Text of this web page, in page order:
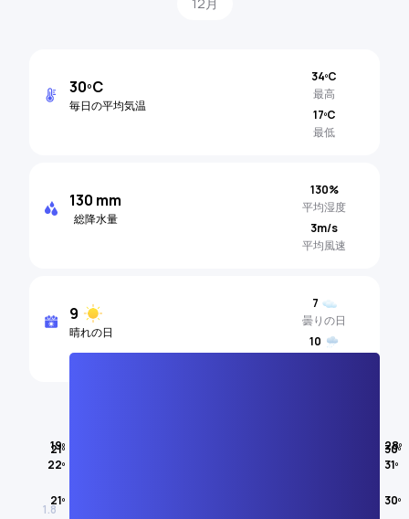
30ºC
毎日の平均気温
34ºC
最高
17ºC
最低
130 mm
総降水量
130%
平均湿度
3m/s
平均風速
9
晴れの日
7
曇りの日
10
19º 28º
1.8
21º 30º
22º 31º
21º 30º